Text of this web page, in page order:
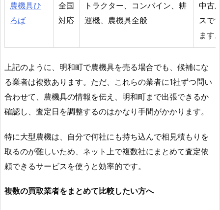
農機具ひ
ろば
全国
対応
トラクター、コンバイン、耕
運機、農機具全般
中古
スで
ます
上記のように、明和町で農機具を売る場合でも、候補にな
る業者は複数あります。ただ、これらの業者に1社ずつ問い
合わせて、農機具の情報を伝え、明和町まで出張できるか
確認し、査定日を調整するのはかなり手間がかかります。
特に大型農機は、自分で何社にも持ち込んで相見積もりを
取るのが難しいため、ネット上で複数社にまとめて査定依
頼できるサービスを使うと効率的です。
複数の買取業者をまとめて比較したい方へ